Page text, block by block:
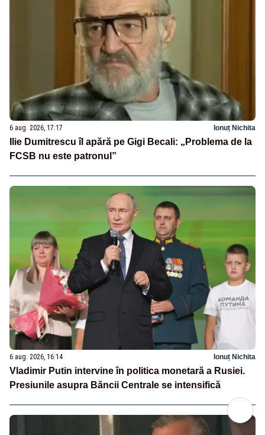
6 aug. 2026, 17:17 Ionuț Nichita
Ilie Dumitrescu îl apără pe Gigi Becali: „Problema de la
FCSB nu este patronul”
6 aug. 2026, 16:14 Ionuț Nichita
Vladimir Putin intervine în politica monetară a Rusiei.
Presiunile asupra Băncii Centrale se intensifică